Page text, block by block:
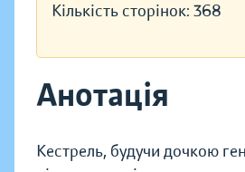
Кількість сторінок: 368
Анотація
Кестрель, будучи дочкою